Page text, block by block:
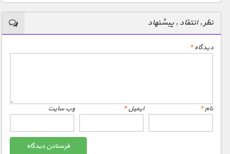
کنم ؟
مستند ها تو چه دستگاه هایی پخش میشن ؟
کیفیت مستند ها چگونه است ؟
نمونه کیفیت SD 576p (کلیک کنید)
دیدگاه*
نام* ایمیل* وب‌ سایت
نظر , انتقاد , پیشنهاد